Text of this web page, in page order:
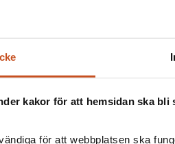
kakor för att hemsidan ska bli
för att webbplatsen ska
situation så att ni
och stöd som ni provat.
kan ni prata utifrån